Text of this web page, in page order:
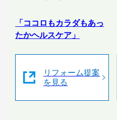
「ココロもカラダもあっ
たかヘルスケア」
リフォーム提案
を見る